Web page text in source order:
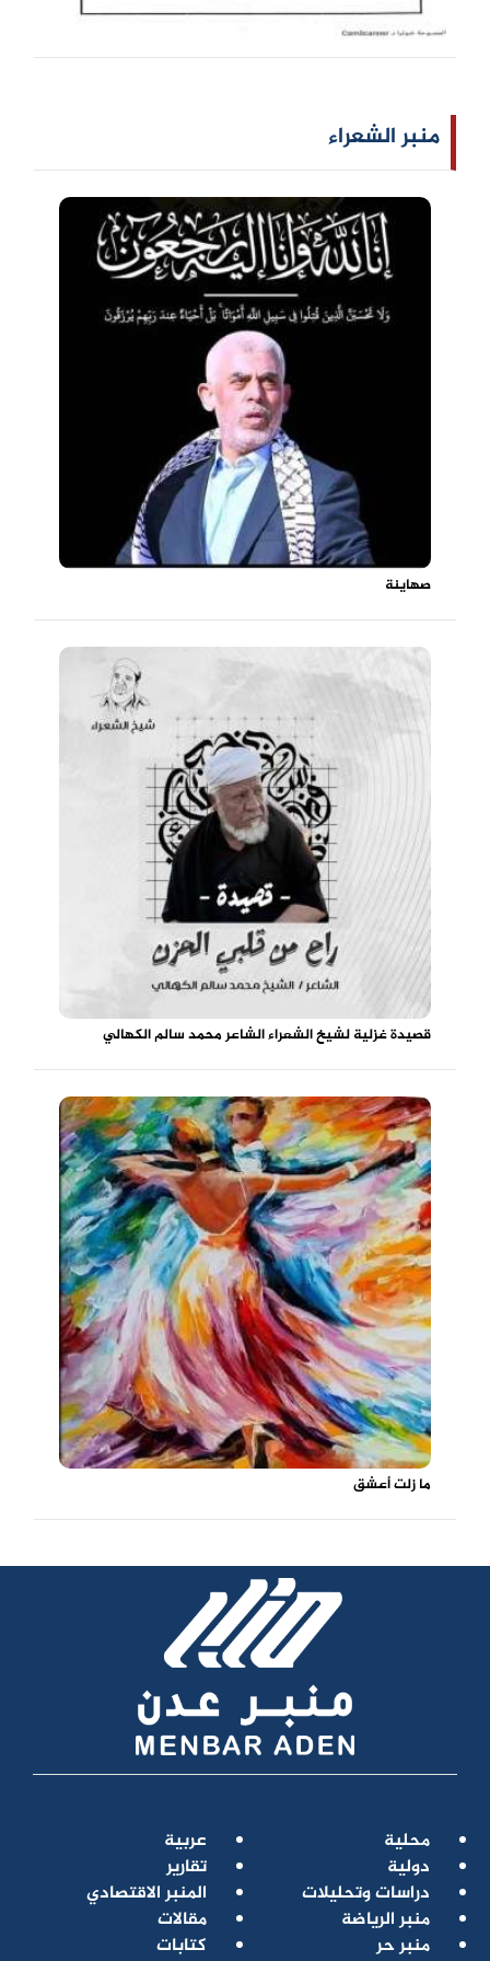
منبر الشعراء
صهاينة
قصيدة غزلية لشيخ الشعراء الشاعر محمد سالم الكهالي
ما زلت أعشق
محلية
عربية
دولية
تقارير
دراسات وتحليلات
المنبر الاقتصادي
منبر الرياضة
مقالات
منبر حر
كتابات